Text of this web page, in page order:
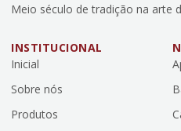
Meio século de tradição na arte
INSTITUCIONAL
Inicial
Sobre nós
Produtos